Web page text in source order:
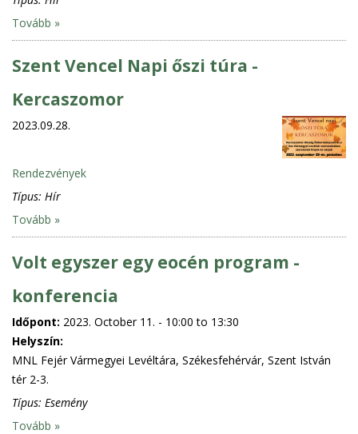
Tovább »
Szent Vencel Napi őszi túra -
Kercaszomor
2023.09.28.
Rendezvények
Típus: Hír
Tovább »
Volt egyszer egy eocén program -
konferencia
Időpont: 2023. October 11. - 10:00 to 13:30
Helyszín:
MNL Fejér Vármegyei Levéltára, Székesfehérvár, Szent István
tér 2-3.
Típus: Esemény
Tovább »